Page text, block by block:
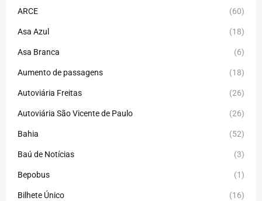
ARCE (60)
Asa Azul (18)
Asa Branca (6)
Aumento de passagens (18)
Autoviária Freitas (26)
Autoviária São Vicente de Paulo (26)
Bahia (52)
Baú de Notícias (3)
Bepobus (1)
Bilhete Único (16)